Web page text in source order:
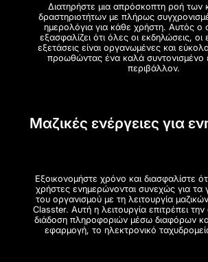
Διατηρήστε μια απρόσκοπτη ροή των
δραστηριοτήτων με πλήρως
ημερολόγια για κάθε χρήστη. Αυτός ο
εξασφαλίζει ότι όλες οι εκδηλώσεις, οι
εξετάσεις είναι οργανωμένες και
προωθώντας ένα καλά συντονισμένο
περιβάλλον.
Μαζικές ενέργειες για
Εξοικονομήστε χρόνο και διασφαλίστε
χρήστες ενημερώνονται συνεχώς για τα
του οργανισμού με τη λειτουργία
Classter. Αυτή η λειτουργία επιτρέπει
διάδοση πληροφοριών μέσω διαφόρων
εφαρμογή, το ηλεκτρονικό